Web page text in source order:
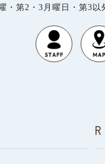
・第2・3月曜日・第3以